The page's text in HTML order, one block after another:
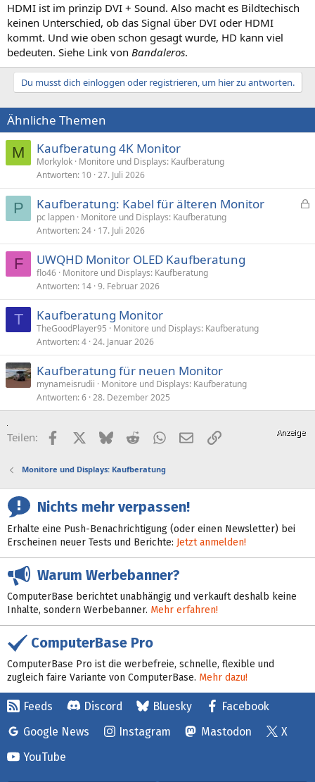
HDMI ist im prinzip DVI + Sound. Also macht es Bildtechisch
keinen Unterschied, ob das Signal über DVI oder HDMI
kommt. Und wie oben schon gesagt wurde, HD kann viel
bedeuten. Siehe Link von Bandaleros.
Du musst dich einloggen oder registrieren, um hier zu antworten.
Ähnliche Themen
M Kaufberatung 4K Monitor
Morkylok Monitore und Displays: Kaufberatung
Antworten 10 27. Juli 2026
P
p
Kaufberatung: Kabel für älteren Monitor
pc lappen Monitore und Displays: Kaufberatung
Antworten 24 17. Juli 2026
F UWQHD Monitor OLED Kaufberatung
flo46 Monitore und Displays: Kaufberatung
Antworten 14 9. Februar 2026
T Kaufberatung Monitor
TheGoodPlayer95
Monitore und Displays: Kaufberatung
Antworten 4 24. Januar 2026
Kaufberatung für neuen Monitor
mynameisrudii
Monitore und Displays: Kaufberatung
Antworten 6 28. Dezember 2025
Teilen: FacebookX (Twitter)
BlueskyRedditWhatsApp
E-MailLink
Monitore und Displays: Kaufberatung
Nichts mehr verpassen!
Erhalte eine Push-Benachrichtigung (oder einen Newsletter) bei
Erscheinen neuer Tests und Berichte: Jetzt anmelden!
Warum Werbebanner?
ComputerBase berichtet unabhängig und verkauft deshalb keine
Inhalte, sondern Werbebanner. Mehr erfahren!
ComputerBase Pro
ComputerBase Pro ist die werbefreie, schnelle, flexible und
zugleich faire Variante von ComputerBase. Mehr dazu!
Feeds Discord Bluesky
Facebook
Google News
Instagram Mastodon
X
YouTube